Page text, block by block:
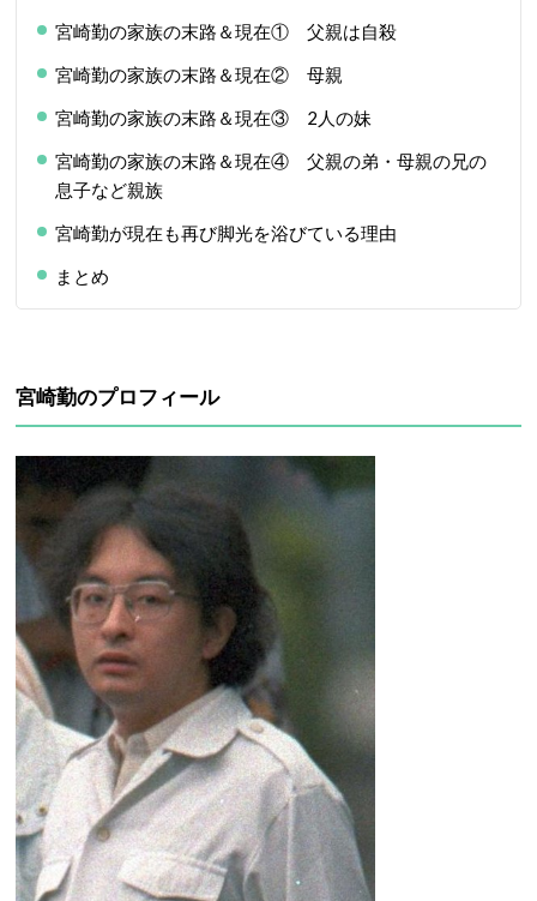
宮崎勤の家族の末路＆現在① 父親は自殺
宮崎勤の家族の末路＆現在② 母親
宮崎勤の家族の末路＆現在③ 2人の妹
宮崎勤の家族の末路＆現在④ 父親の弟・母親の兄の
息子など親族
宮崎勤が現在も再び脚光を浴びている理由
まとめ
宮崎勤のプロフィール